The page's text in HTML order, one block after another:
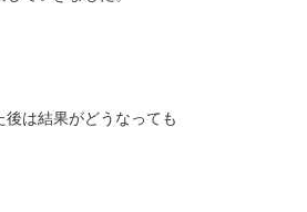
は結果がどうなっても